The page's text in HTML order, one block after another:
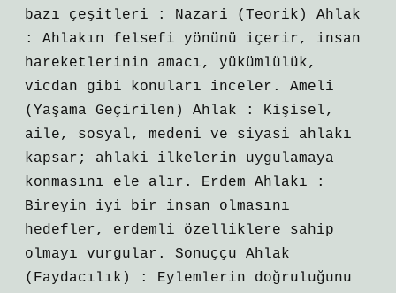
bazı çeşitleri : Nazari (Teorik) Ahlak
: Ahlakın felsefi yönünü içerir, insan
hareketlerinin amacı, yükümlülük,
vicdan gibi konuları inceler. Ameli
(Yaşama Geçirilen) Ahlak : Kişisel,
aile, sosyal, medeni ve siyasi ahlakı
kapsar; ahlaki ilkelerin uygulamaya
konmasını ele alır. Erdem Ahlakı :
Bireyin iyi bir insan olmasını
hedefler, erdemli özelliklere sahip
olmayı vurgular. Sonuççu Ahlak
(Faydacılık) : Eylemlerin doğruluğunu